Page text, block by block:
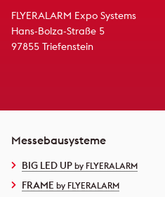
FLYERALARM Expo Systems
Hans-Bolza-Straße 5
97855 Triefenstein
Messebausysteme
BIG LED UP by FLYERALARM
FRAME by FLYERALARM